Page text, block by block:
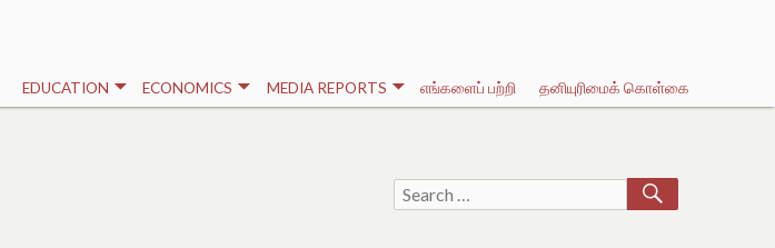
EDUCATION ECONOMICS MEDIA REPORTS எங்களைப் பற்றி தனியுரிமைக் கொள்கை
Search